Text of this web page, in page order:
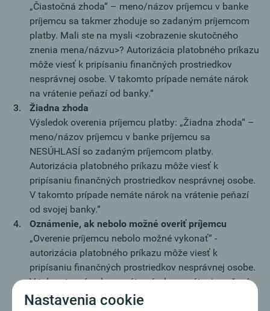
„Čiastočná zhoda“ – meno/názov príjemcu v banke
príjemcu sa takmer zhoduje so zadaným príjemcom
platby. Mali ste na mysli <zobrazenie skutočného
znenia mena/názvu>? Autorizácia platobného príkazu
môže viesť k pripísaniu finančných prostriedkov
nesprávnej osobe. V takomto prípade nemáte nárok
na vrátenie peňazí od banky.“
Žiadna zhoda
Výsledok overenia príjemcu platby: „Žiadna zhoda“ –
meno/názov príjemcu v banke príjemcu sa
NESÚHLASÍ so zadaným príjemcom platby.
Autorizácia platobného príkazu môže viesť k
pripísaniu finančných prostriedkov nesprávnej osobe.
V takomto prípade nemáte nárok na vrátenie peňazí
od svojej banky.“
Oznámenie, ak nebolo možné overiť príjemcu
„Overenie príjemcu nebolo možné vykonať“ -
autorizácia platobného príkazu môže viesť k
pripísaniu finančných prostriedkov nesprávnej osobe.
V takomto prípade nemáte nárok na vrátenie peňazí
od svojej banky.“
Nastavenia cookie